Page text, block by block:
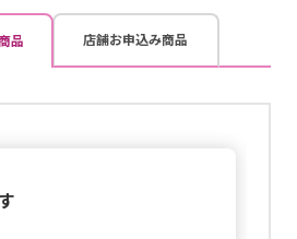
品 店舗お申込み商品